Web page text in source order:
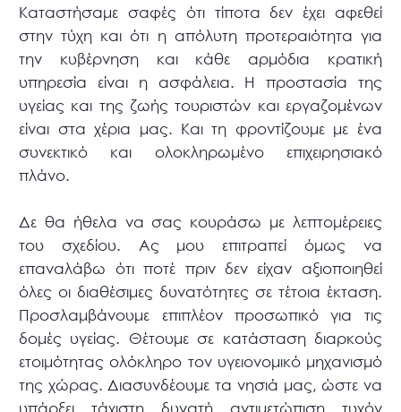
Καταστήσαμε σαφές ότι τίποτα δεν έχει αφεθεί
στην τύχη και ότι η απόλυτη προτεραιότητα για
την κυβέρνηση και κάθε αρμόδια κρατική
υπηρεσία είναι η ασφάλεια. Η προστασία της
υγείας και της ζωής τουριστών και εργαζομένων
είναι στα χέρια μας. Και τη φροντίζουμε με ένα
συνεκτικό και ολοκληρωμένο επιχειρησιακό
πλάνο.
Δε θα ήθελα να σας κουράσω με λεπτομέρειες
του σχεδίου. Ας μου επιτραπεί όμως να
επαναλάβω ότι ποτέ πριν δεν είχαν αξιοποιηθεί
όλες οι διαθέσιμες δυνατότητες σε τέτοια έκταση.
Προσλαμβάνουμε επιπλέον προσωπικό για τις
δομές υγείας. Θέτουμε σε κατάσταση διαρκούς
ετοιμότητας ολόκληρο τον υγειονομικό μηχανισμό
της χώρας. Διασυνδέουμε τα νησιά μας, ώστε να
υπάρξει τάχιστη δυνατή αντιμετώπιση τυχόν